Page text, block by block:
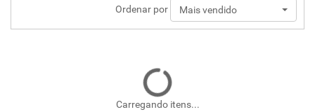
Ordenar por Mais vendido
Carregando itens...